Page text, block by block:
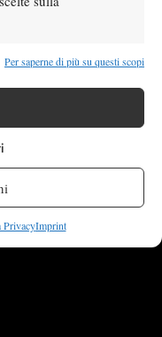
Per saperne di più su questi scopi
PrivacyImprint